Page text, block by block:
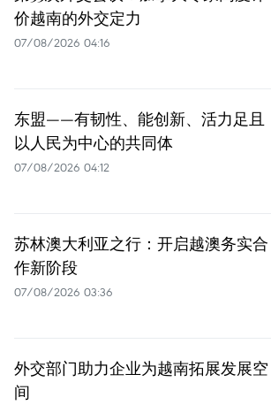
价越南的外交定力
07/08/2026 04:16
东盟——有韧性、能创新、活力足且
以人民为中心的共同体
07/08/2026 04:12
苏林澳大利亚之行：开启越澳务实合
作新阶段
07/08/2026 03:36
外交部门助力企业为越南拓展发展空
间